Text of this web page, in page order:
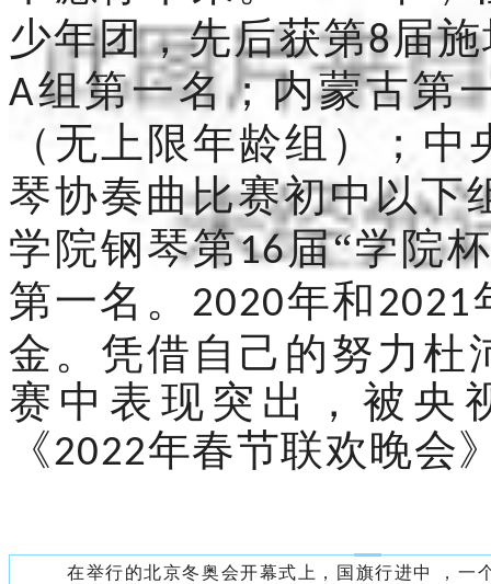
少年团，先后获第8届
A组第一名；内蒙古第
（无上限年龄组）；
琴协奏曲比赛初中以下
学院钢琴第16届“学院
第一名。 2020年和2021
金。凭借自己的努力杜
赛中表现突出，被央
《2022年春节联欢晚会
在举行的北京冬奥会开幕式上，国旗行进中 ，一